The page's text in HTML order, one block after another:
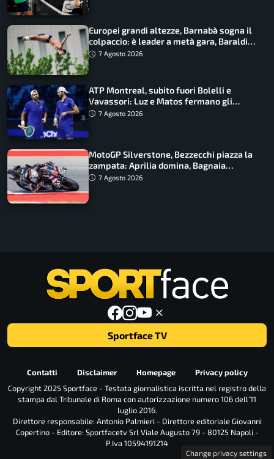
Europei grandi altezze, Barnabà sogna il
colpaccio: è leader a metà gara, Baraldi
ancora in corsa
7 Agosto 2026
ATP Montreal, subito fuori Bolelli e
Vavassori: Luz e Matos fermano gli
azzurri
7 Agosto 2026
MotoGP Silverstone, Bezzecchi piazza la
zampata: Aprilia domina, Bagnaia
costretto al Q1
7 Agosto 2026
Sportface TV
Contatti Disclaimer Homepage
Privacy policy
Copyright 2025 Sportface - Testata giornalistica iscritta nel registro della
stampa dal Tribunale di Roma con autorizzazione numero 106 dell’11
luglio 2016.
Direttore responsabile: Antonio Palmieri - Direttore editoriale Giovanni
Copertino - Editore: Sportfacetv Srl Viale Augusto 79 - 80125 Napoli -
P.Iva 10594191214
Change privacy settings